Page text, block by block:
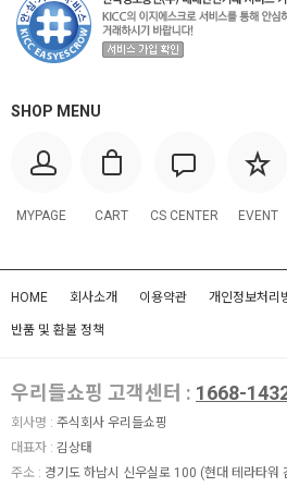
SHOP MENU
MYPAGE CART CS CENTER EVENT
HOME 회사소개 이용약관 개인정보처리
반품 및 환불 정책
우리들쇼핑 고객센터 : 1668-
회사명 : 주식회사 우리들쇼핑
대표자 : 김상태
주소 : 경기도 하남시 신우실로 100 (현대 테라타워